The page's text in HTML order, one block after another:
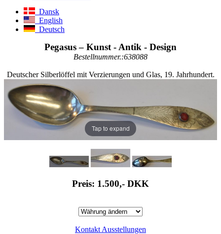
Dansk
English
Deutsch
Pegasus – Kunst - Antik - Design
Bestellnummer.:638088
Deutscher Silberlöffel mit Verzierungen und Glas, 19. Jahrhundert.
Tap to expand
Preis: 1.500,- DKK
Kontakt Ausstellungen